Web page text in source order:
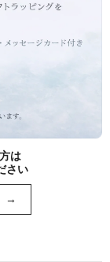
は
さい
→